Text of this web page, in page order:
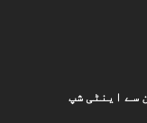
سے اینٹی شپ